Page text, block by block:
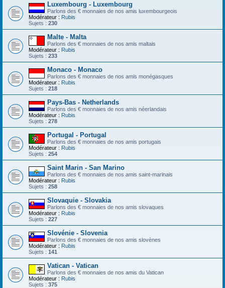
Luxembourg - Luxembourg
Parlons des € monnaies de nos amis luxembourgeois
Modérateur : Rubis
Sujets : 230
Malte - Malta
Parlons des € monnaies de nos amis maltais
Modérateur : Rubis
Sujets : 233
Monaco - Monaco
Parlons des € monnaies de nos amis monégasques
Modérateur : Rubis
Sujets : 218
Pays-Bas - Netherlands
Parlons des € monnaies de nos amis néerlandais
Modérateur : Rubis
Sujets : 278
Portugal - Portugal
Parlons des € monnaies de nos amis portugais
Modérateur : Rubis
Sujets : 254
Saint Marin - San Marino
Parlons des € monnaies de nos amis saint-marinais
Modérateur : Rubis
Sujets : 258
Slovaquie - Slovakia
Parlons des € monnaies de nos amis slovaques
Modérateur : Rubis
Sujets : 227
Slovénie - Slovenia
Parlons des € monnaies de nos amis slovènes
Modérateur : Rubis
Sujets : 141
Vatican - Vatican
Parlons des € monnaies de nos amis du Vatican
Modérateur : Rubis
Sujets : 375